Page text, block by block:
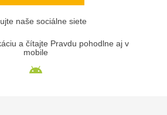
naše sociálne siete
a čítajte Pravdu pohodlne aj v
mobile